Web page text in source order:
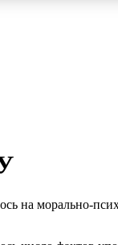
на морально-